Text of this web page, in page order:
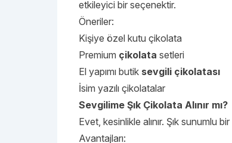
etkileyici bir seçenektir.
Öneriler:
Kişiye özel kutu çikolata
Premium çikolata setleri
El yapımı butik sevgili çikolatası
İsim yazılı çikolatalar
Sevgilime Şık Çikolata Alınır mı?
Evet, kesinlikle alınır. Şık sunumlu bir
Avantajları: